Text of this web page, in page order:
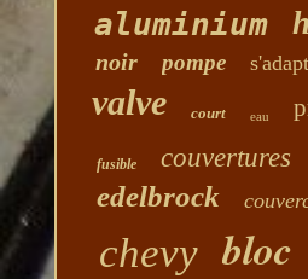
aluminium
noir pompe
valve court eau
fusible couvertures
edelbrock
chevy bloc